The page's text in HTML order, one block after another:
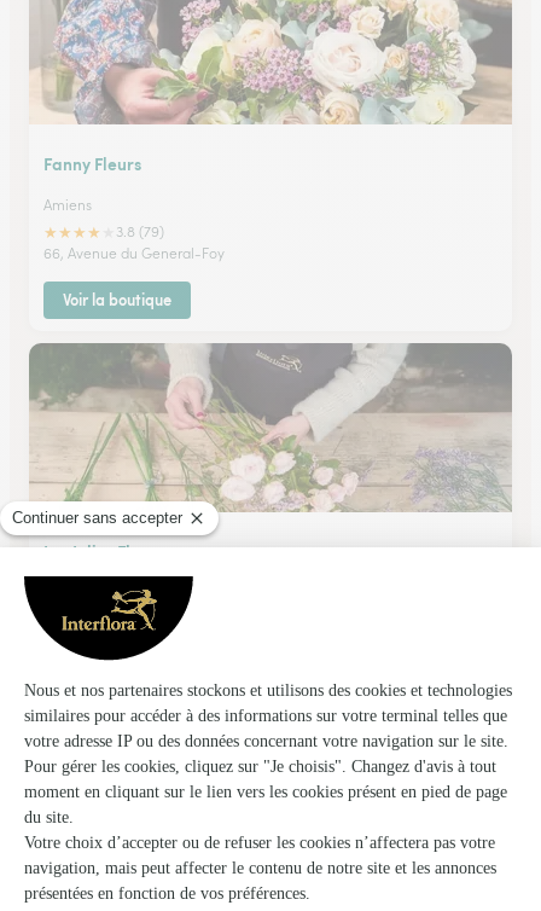
Fanny Fleurs
Amiens
★★★★
3.8 (79)
66, Avenue du General-Foy
Voir la boutique
Les Jolies Fleurs
★★★★4.8 (61)
34 rue du commandement unique
Voir la boutique